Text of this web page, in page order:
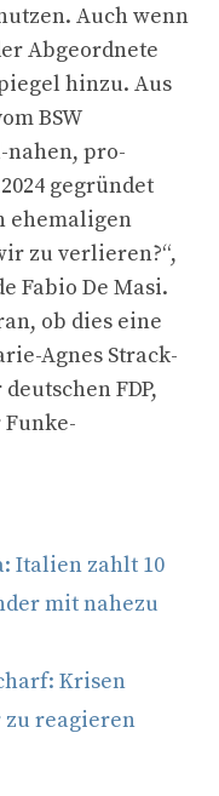
Auch wenn
Abgeordnete
hinzu. Aus
BSW
pro-
gegründet
ehemaligen
zu verlieren?“,
Fabio De Masi.
ob dies eine
Agnes Strack-
FDP,
Italien zahlt 10
mit nahezu
Krisen
reagieren